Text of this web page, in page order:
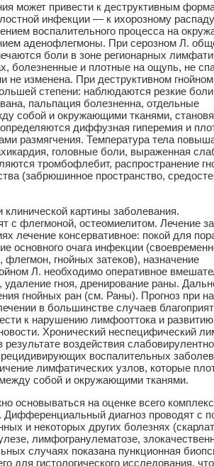
может привести к деструктивным
инфекции — к ихорозному распаду
воспалительного процесса на
аденофлегмоны. При серозном Л.
боли в зоне регионарных
болезненные и плотные на ощупь, не
изменена. При деструктивном
степени: наблюдаются резкие
пальпация болезненна, отдельные
собой и окружающими тканями,
диффузная гиперемия и
размягчения. Температура тела
головные боли, выраженная
тромбофлебит, распространение
(забрюшинное пространство,
картины заболевания.
с флегмоной, остеомиелитом. Лечение
лечение консервативное: покой для
основного очага инфекции
гнойных затеков), назначение
Л. необходимо оперативное
гноя, дренирование раны.
гнойных ран (см. Раны). Прогноз при
в большинстве случаев
к нарушению лимфооттока и развитию
Хронический неспецифический
воздействия
воспалительных
лимфатических узлов, которые
собой и окружающими тканями.
основываться на оценке всего
Дифференциальный диагноз проводят с
и некоторых других болезнях
лимфогранулематозе,
случаях показана пункционная
для гистологического исследования,